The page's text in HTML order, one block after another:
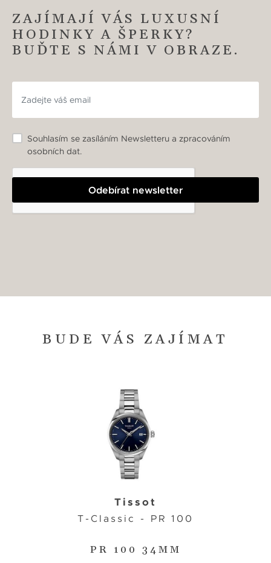
ZAJÍMAJÍ VÁS LUXUSNÍ
HODINKY A ŠPERKY?
BUĎTE S NÁMI V OBRAZE.
Odebírat newsletter
Souhlasím se zasíláním Newsletteru a zpracováním
osobních dat.
BUDE VÁS ZAJÍMAT
PR 100 34MM
Tissot
T-Classic - PR 100